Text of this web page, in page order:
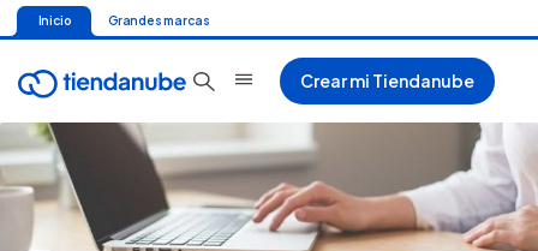
Inicio Grandes marcas
Crear mi Tiendanube